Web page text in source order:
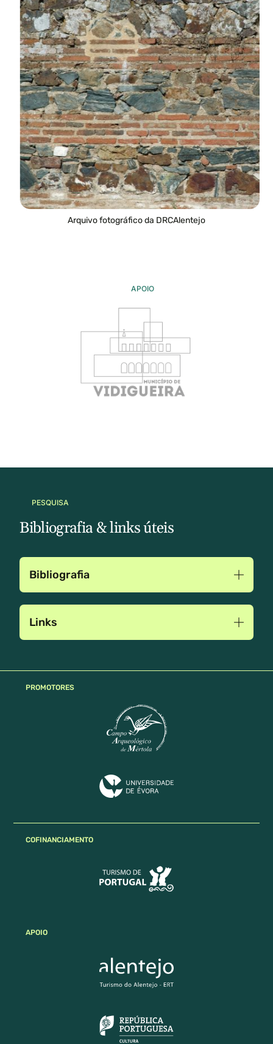
Arquivo fotográfico da DRCAlentejo
APOIO
PESQUISA
Bibliografia & links úteis
Bibliografia
Links
PROMOTORES
COFINANCIAMENTO
APOIO